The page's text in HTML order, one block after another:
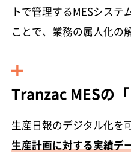
トで管理するMESシステ
ことで、業務の属人化の
Tranzac MESの
生産日報のデジタル化を
生産計画に対する実績デ